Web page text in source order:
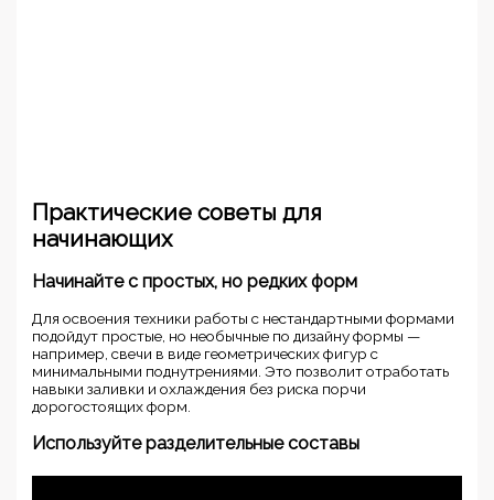
Практические советы для
начинающих
Начинайте с простых, но редких форм
Для освоения техники работы с нестандартными формами
подойдут простые, но необычные по дизайну формы —
например, свечи в виде геометрических фигур с
минимальными поднутрениями. Это позволит отработать
навыки заливки и охлаждения без риска порчи
дорогостоящих форм.
Используйте разделительные составы